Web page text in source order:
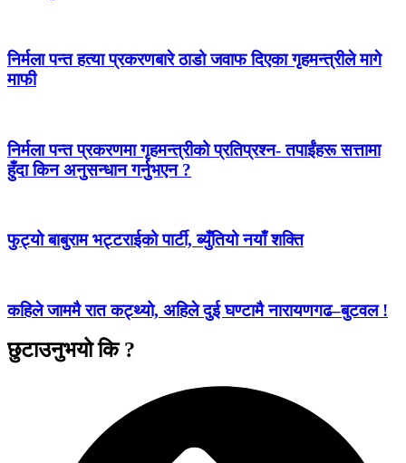
निर्मला पन्त हत्या प्रकरणबारे ठाडो जवाफ दिएका गृहमन्त्रीले मागे
माफी
निर्मला पन्त प्रकरणमा गृहमन्त्रीको प्रतिप्रश्न- तपाईंहरू सत्तामा
हुँदा किन अनुसन्धान गर्नुभएन ?
फुट्यो बाबुराम भट्टराईको पार्टी, ब्युँतियो नयाँ शक्ति
कहिले जाममै रात कट्थ्यो, अहिले दुई घण्टामै नारायणगढ–बुटवल !
छुटाउनुभयो कि ?